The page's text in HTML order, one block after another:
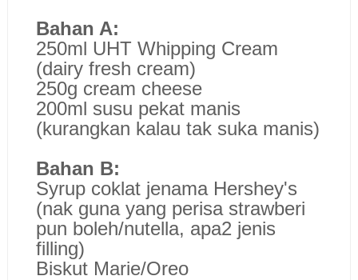
Bahan A:
250ml UHT Whipping Cream
(dairy fresh cream)
250g cream cheese
200ml susu pekat manis
(kurangkan kalau tak suka manis)
Bahan B:
Syrup coklat jenama Hershey's
(nak guna yang perisa strawberi
pun boleh/nutella, apa2 jenis
filling)
Biskut Marie/Oreo